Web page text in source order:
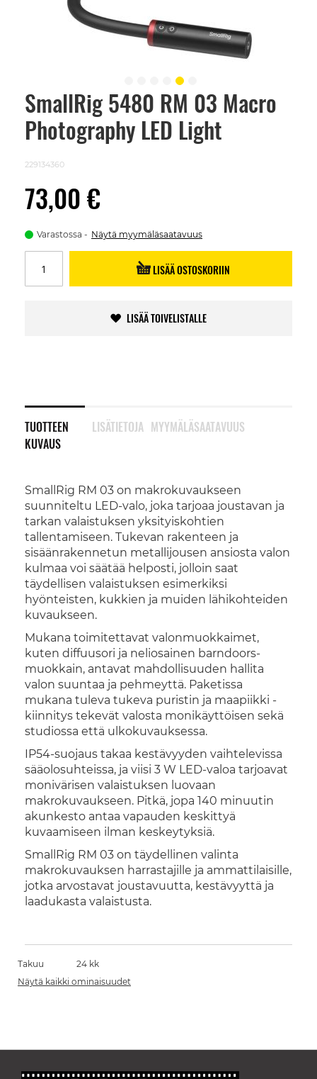
SmallRig 5480 RM 03 Macro
Photography LED Light
229134360
73,00 €
Varastossa Näytä myymäläsaatavuus
LISÄÄ OSTOSKORIIN
LISÄÄ TOIVELISTALLE
TUOTTEEN
KUVAUS
SmallRig RM 03 on makrokuvaukseen
suunniteltu LED-valo, joka tarjoaa joustavan ja
tarkan valaistuksen yksityiskohtien
tallentamiseen. Tukevan rakenteen ja
sisäänrakennetun metallijousen ansiosta valon
kulmaa voi säätää helposti, jolloin saat
täydellisen valaistuksen esimerkiksi
hyönteisten, kukkien ja muiden lähikohteiden
kuvaukseen.
Mukana toimitettavat valonmuokkaimet,
kuten diffuusori ja neliosainen barndoors-
muokkain, antavat mahdollisuuden hallita
valon suuntaa ja pehmeyttä. Paketissa
mukana tuleva tukeva puristin ja maapiikki -
kiinnitys tekevät valosta monikäyttöisen sekä
studiossa että ulkokuvauksessa.
IP54-suojaus takaa kestävyyden vaihtelevissa
sääolosuhteissa, ja viisi 3 W LED-valoa tarjoavat
monivärisen valaistuksen luovaan
makrokuvaukseen. Pitkä, jopa 140 minuutin
akunkesto antaa vapauden keskittyä
kuvaamiseen ilman keskeytyksiä.
SmallRig RM 03 on täydellinen valinta
makrokuvauksen harrastajille ja ammattilaisille,
jotka arvostavat joustavuutta, kestävyyttä ja
laadukasta valaistusta.
LISÄTIETOJA MYYMÄLÄSAATAVUUS
Skip
beginning
images
Takuu
24 kk
Näytä kaikki ominaisuudet